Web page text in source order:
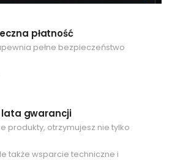
płatność
pełne bezpieczeństwo
lata gwarancji
produkty, otrzymujesz nie tylko
także wsparcie techniczne i